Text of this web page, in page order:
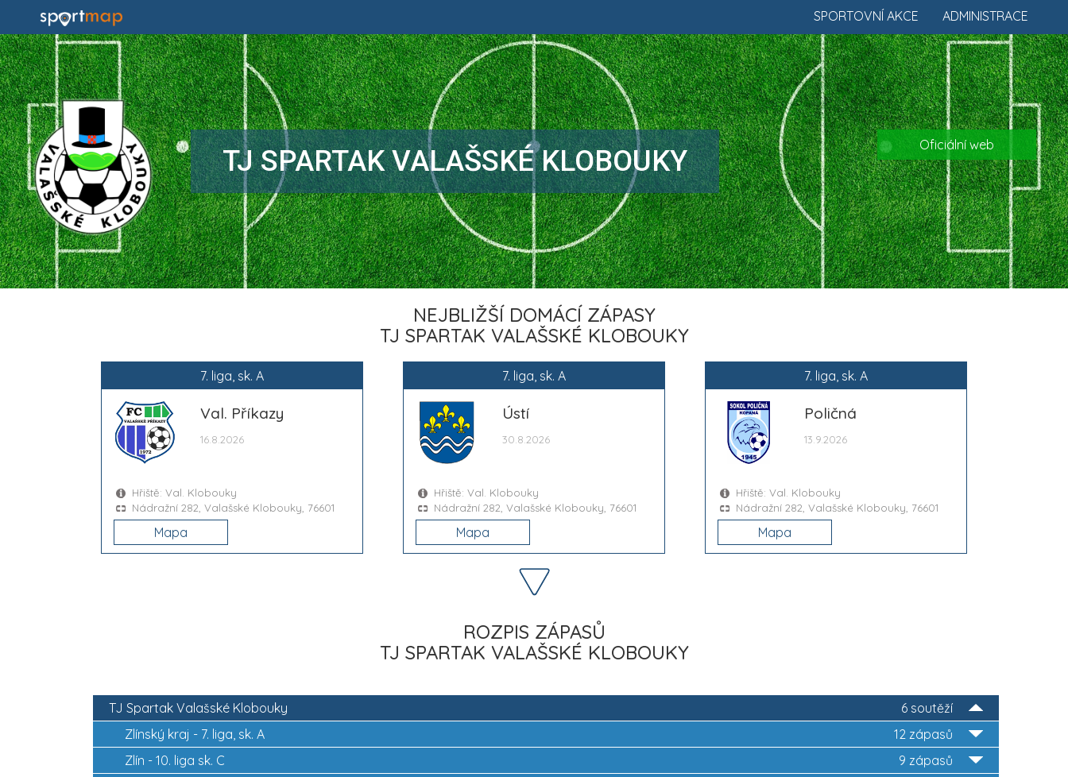
ADMINISTRACE
SPORTOVNÍ AKCE
TJ SPARTAK VALAŠSKÉ KLOBOUKY Oficiální web
NEJBLIŽŠÍ DOMÁCÍ ZÁPASY
TJ SPARTAK VALAŠSKÉ KLOBOUKY
7. liga, sk. A
Val. Příkazy
16.8.2026
Hřiště: Val. Klobouky
Nádražní 282, Valašské Klobouky, 76601
Mapa
7. liga, sk. A
Ústí
30.8.2026
Hřiště: Val. Klobouky
Nádražní 282, Valašské Klobouky, 76601
Mapa
7. liga, sk. A
Poličná
13.9.2026
Hřiště: Val. Klobouky
Nádražní 282, Valašské Klobouky, 76601
Mapa
ROZPIS ZÁPASŮ
TJ SPARTAK VALAŠSKÉ KLOBOUKY
6 soutěží
TJ Spartak Valašské Klobouky
12 zápasů
Zlínský kraj - 7. liga, sk. A
9 zápasů
Zlín - 10. liga sk. C